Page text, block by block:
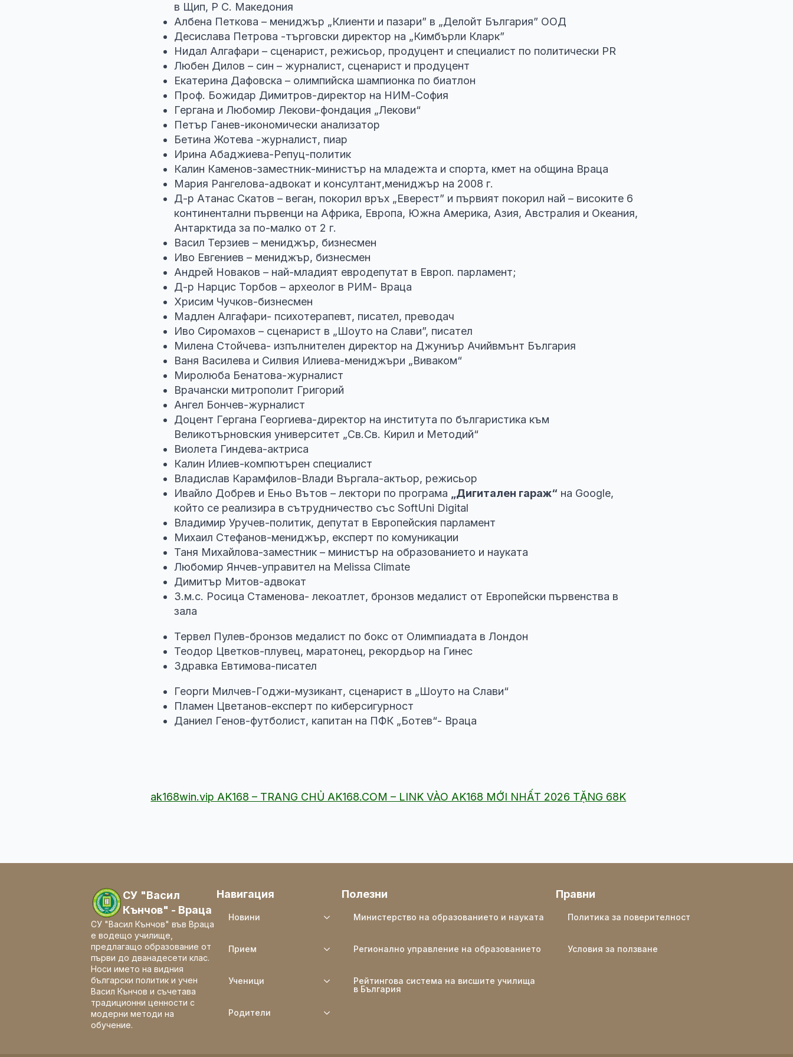
в Щип, Р С. Македония
Албена Петкова – мениджър „Клиенти и пазари” в „Делойт България” ООД
Десислава Петрова -търговски директор на „Кимбърли Кларк”
Нидал Алгафари – сценарист, режисьор, продуцент и специалист по политически PR
Любен Дилов – син – журналист, сценарист и продуцент
Екатерина Дафовска – олимпийска шампионка по биатлон
Проф. Божидар Димитров-директор на НИМ-София
Гергана и Любомир Лекови-фондация „Лекови“
Петър Ганев-икономически анализатор
Бетина Жотева -журналист, пиар
Ирина Абаджиева-Репуц-политик
Калин Каменов-заместник-министър на младежта и спорта, кмет на община Враца
Мария Рангелова-адвокат и консултант,мениджър на 2008 г.
Д-р Атанас Скатов – веган, покорил връх „Еверест” и първият покорил най – високите 6
континентални първенци на Африка, Европа, Южна Америка, Азия, Австралия и Океания,
Антарктида за по-малко от 2 г.
Васил Терзиев – мениджър, бизнесмен
Иво Евгениев – мениджър, бизнесмен
Андрей Новаков – най-младият евродепутат в Европ. парламент;
Д-р Нарцис Торбов – археолог в РИМ- Враца
Хрисим Чучков-бизнесмен
Мадлен Алгафари- психотерапевт, писател, преводач
Иво Сиромахов – сценарист в „Шоуто на Слави”, писател
Милена Стойчева- изпълнителен директор на Джуниър Ачийвмънт България
Ваня Василева и Силвия Илиева-мениджъри „Виваком“
Миролюба Бенатова-журналист
Врачански митрополит Григорий
Ангел Бончев-журналист
Доцент Гергана Георгиева-директор на института по българистика към
Великотърновския университет „Св.Св. Кирил и Методий“
Виолета Гиндева-актриса
Калин Илиев-компютърен специалист
Владислав Карамфилов-Влади Въргала-актьор, режисьор
Ивайло Добрев и Еньо Вътов – лектори по програма „Дигитален гараж“ на Google,
който се реализира в сътрудничество със SoftUni Digital
Владимир Уручев-политик, депутат в Европейския парламент
Михаил Стефанов-мениджър, експерт по комуникации
Таня Михайлова-заместник – министър на образованието и науката
Любомир Янчев-управител на Melissa Climate
Димитър Митов-адвокат
З.м.с. Росица Стаменова- лекоатлет, бронзов медалист от Европейски първенства в
зала
Тервел Пулев-бронзов медалист по бокс от Олимпиадата в Лондон
Теодор Цветков-плувец, маратонец, рекордьор на Гинес
Здравка Евтимова-писател
Георги Милчев-Годжи-музикант, сценарист в „Шоуто на Слави“
Пламен Цветанов-експерт по киберсигурност
Даниел Генов-футболист, капитан на ПФК „Ботев“- Враца
ak168win.vip AK168 – TRANG CHỦ AK168.COM – LINK VÀO AK168 MỚI NHẤT 2026 TẶNG 68K
СУ "Васил
Кънчов" - Враца
СУ "Васил Кънчов" във Враца
е водещо училище,
предлагащо образование от
първи до дванадесети клас.
Носи името на видния
български политик и учен
Васил Кънчов и съчетава
традиционни ценности с
модерни методи на
обучение.
Навигация
Новини
Прием
Ученици
Родители
Полезни
Министерство на образованието и науката
Регионално управление на образованието
Рейтингова система на висшите училища
в България
Правни
Политика за поверителност
Условия за ползване